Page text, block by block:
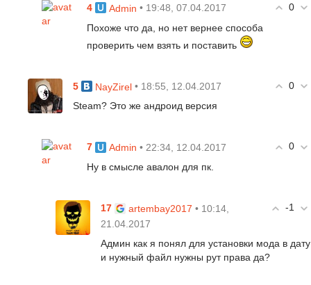
0
4 Admin • 19:48, 07.04.2017
Похоже что да, но нет вернее способа
проверить чем взять и поставить
0
5 NayZirel • 18:55, 12.04.2017
Steam? Это же андроид версия
0
7 Admin • 22:34, 12.04.2017
Ну в смысле авалон для пк.
-1
17 artembay2017 • 10:14,
21.04.2017
Админ как я понял для установки мода в дату
и нужный файл нужны рут права да?